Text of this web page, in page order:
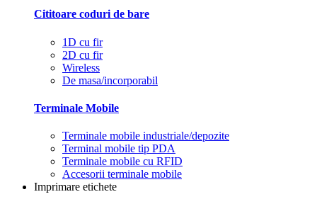
Cititoare coduri de bare
1D cu fir
2D cu fir
Wireless
De masa/incorporabil
Terminale Mobile
Terminale mobile industriale/depozite
Terminal mobile tip PDA
Terminale mobile cu RFID
Accesorii terminale mobile
Imprimare etichete